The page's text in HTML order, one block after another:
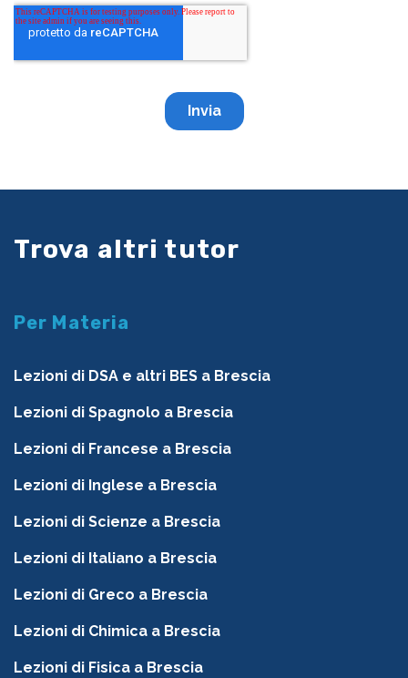
Trova altri tutor
Per Materia
Lezioni di DSA e altri BES a Brescia
Lezioni di Spagnolo a Brescia
Lezioni di Francese a Brescia
Lezioni di Inglese a Brescia
Lezioni di Scienze a Brescia
Lezioni di Italiano a Brescia
Lezioni di Greco a Brescia
Lezioni di Chimica a Brescia
Lezioni di Fisica a Brescia